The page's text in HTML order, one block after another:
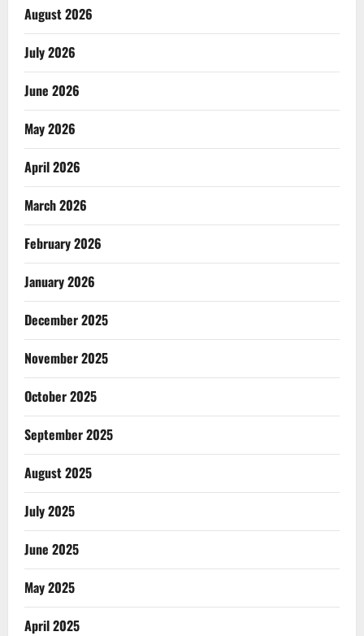
August 2026
July 2026
June 2026
May 2026
April 2026
March 2026
February 2026
January 2026
December 2025
November 2025
October 2025
September 2025
August 2025
July 2025
June 2025
May 2025
April 2025